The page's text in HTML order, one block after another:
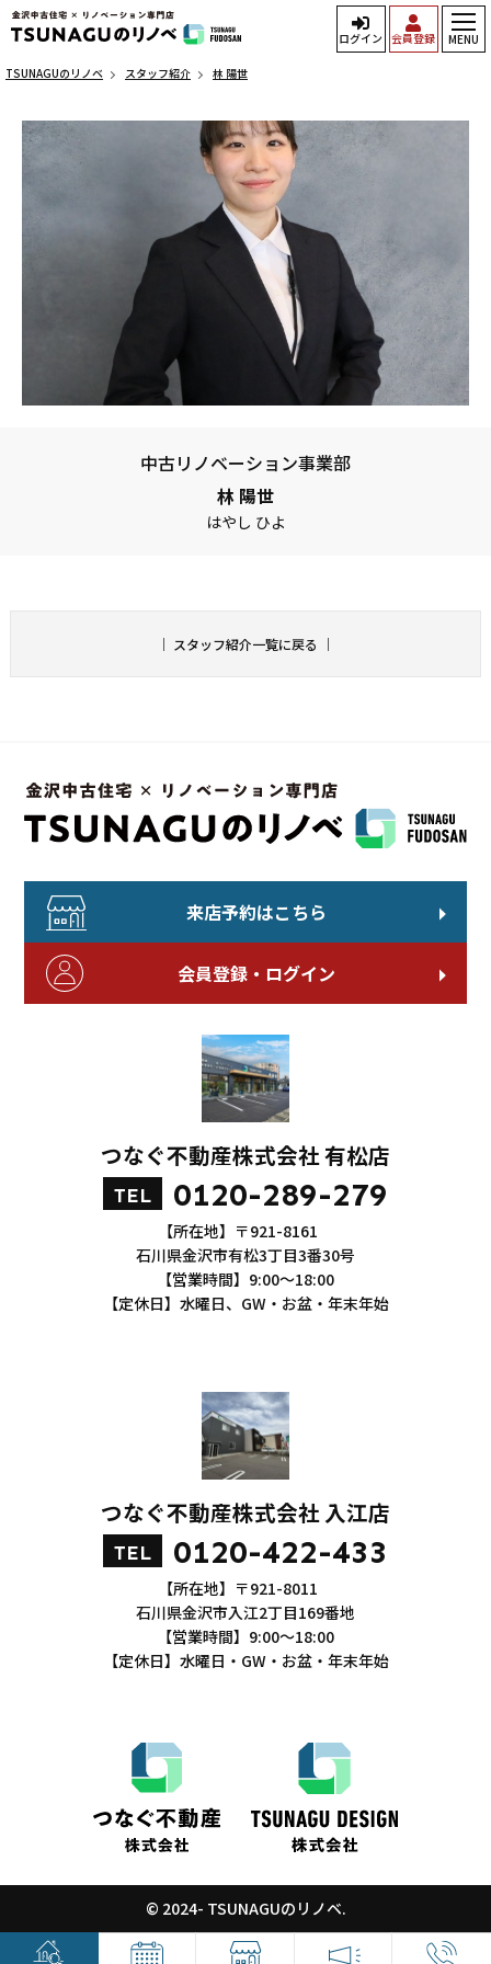
ログイン 会員登録 MENU
TSUNAGUのリノベ スタッフ紹介 林 陽世
中古リノベーション事業部
林 陽世
はやし ひよ
｜ スタッフ紹介一覧に戻る ｜
来店予約はこちら
会員登録・ログイン
つなぐ不動産株式会社 有松店
TEL 0120-289-279
【所在地】〒921-8161
石川県金沢市有松3丁目3番30号
【営業時間】9:00～18:00
【定休日】水曜日、GW・お盆・年末年始
つなぐ不動産株式会社 入江店
TEL 0120-422-433
【所在地】〒921-8011
石川県金沢市入江2丁目169番地
【営業時間】9:00～18:00
【定休日】水曜日・GW・お盆・年末年始
© 2024- TSUNAGUのリノベ.